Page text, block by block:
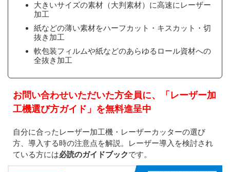
大きいサイズの素材（大判素材）に高速にレーザー
加工
紙などの薄い素材をハーフカット・キスカット・切
抜き加工
軟包装フィルムや紙などのあらゆるロール資材への
全抜き加工
お問い合わせいただいた方全員に、「レーザー加
工機選び方ガイド」を無料進呈中
自分に合ったレーザー加工機・レーザーカッターの選び
方、導入する時の注意点を解説。レーザー導入を検討され
ている方には必読のガイドブックです。